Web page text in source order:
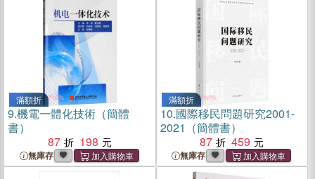
滿額折
9.機電一體化技術（簡體
書）
87
198
無庫存
滿額折
10.國際移民問題研究2001-
2021（簡體書）
87
459
無庫存